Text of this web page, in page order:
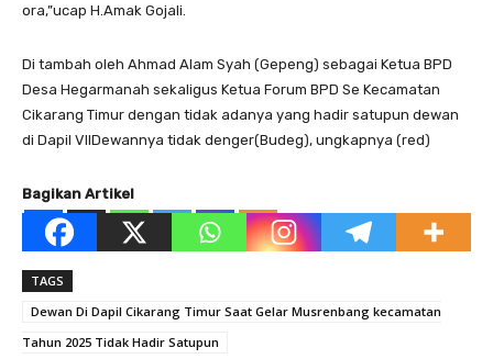
ora,”ucap H.Amak Gojali.
Di tambah oleh Ahmad Alam Syah (Gepeng) sebagai Ketua BPD
Desa Hegarmanah sekaligus Ketua Forum BPD Se Kecamatan
Cikarang Timur dengan tidak adanya yang hadir satupun dewan
di Dapil VllDewannya tidak denger(Budeg), ungkapnya (red)
Bagikan Artikel
TAGS
Dewan Di Dapil Cikarang Timur Saat Gelar Musrenbang kecamatan
Tahun 2025 Tidak Hadir Satupun